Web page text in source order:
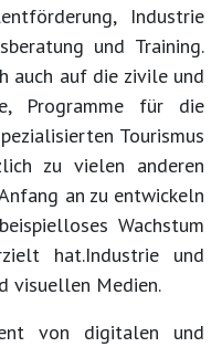
Industrie
und Training.
auch auf die zivile und
Programme für die
Tourismus
zu vielen anderen
an zu entwickeln
Wachstum
hat. ​Industrie und
visuellen Medien.
von digitalen und